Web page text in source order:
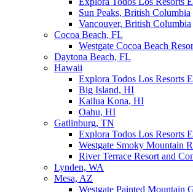
Sun Peaks, British Columbia
Vancouver, British Columbia
Cocoa Beach, FL
Westgate Cocoa Beach
Daytona Beach, FL
Hawaii
Explora Todos Los Resorts
Big Island, HI
Kailua Kona, HI
Oahu, HI
Gatlinburg, TN
Explora Todos Los Resorts
Westgate Smoky Mountain
River Terrace Resort and
Lynden, WA
Mesa, AZ
Westgate Painted Mountain